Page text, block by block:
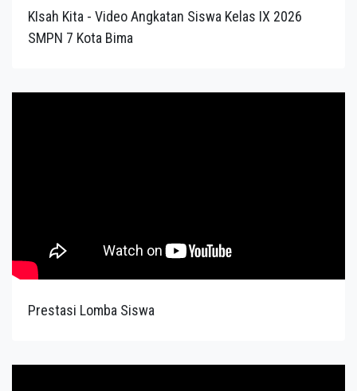
KIsah Kita - Video Angkatan Siswa Kelas IX 2026
SMPN 7 Kota Bima
Prestasi Lomba Siswa